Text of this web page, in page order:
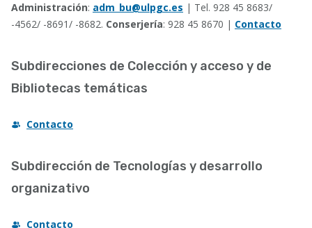
Administración: adm_bu@ulpgc.es | Tel. 928 45 8683/
-4562/ -8691/ -8682. Conserjería: 928 45 8670 | Contacto
Subdirecciones de Colección y acceso y de
Bibliotecas temáticas
Contacto
Subdirección de Tecnologías y desarrollo
organizativo
Contacto